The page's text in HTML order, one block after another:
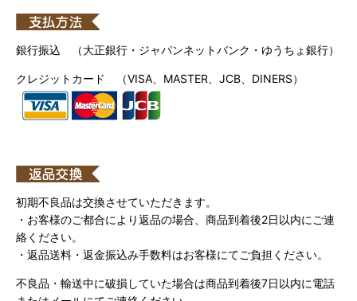
銀行振込 （大正銀行・ジャパンネットバンク・ゆうちょ銀行）
クレジットカード （VISA、MASTER、JCB、DINERS）
初期不良品は交換させていただきます。
・お客様のご都合により返品の場合、商品到着後2日以内にご連
絡ください。
・返品送料・返金振込み手数料はお客様にてご負担ください。
不良品・輸送中に破損していた場合は商品到着後7日以内に電話